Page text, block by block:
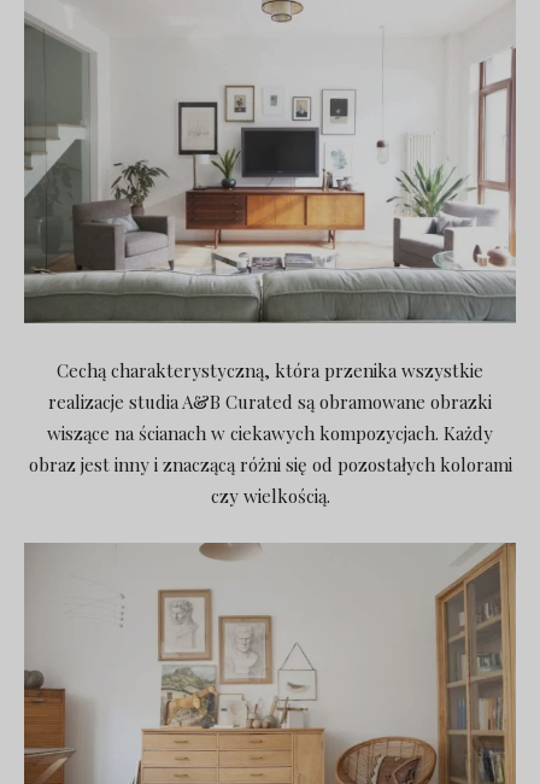
Cechą charakterystyczną, która przenika wszystkie
realizacje studia A&B Curated są obramowane obrazki
wiszące na ścianach w ciekawych kompozycjach. Każdy
obraz jest inny i znaczącą różni się od pozostałych kolorami
czy wielkością.